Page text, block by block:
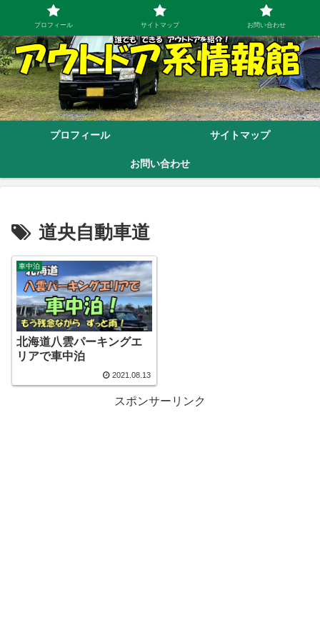
プロフィール サイトマップ
お問い合わせ
道央自動車道
車中泊
北海道八雲パーキングエ
リアで車中泊
2021.08.13
スポンサーリンク
プロフィール サイトマップ お問い合わせ